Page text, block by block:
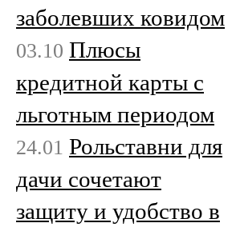
заболевших ковидом
03.10 Плюсы
кредитной карты с
льготным периодом
24.01 Рольставни для
дачи сочетают
защиту и удобство в